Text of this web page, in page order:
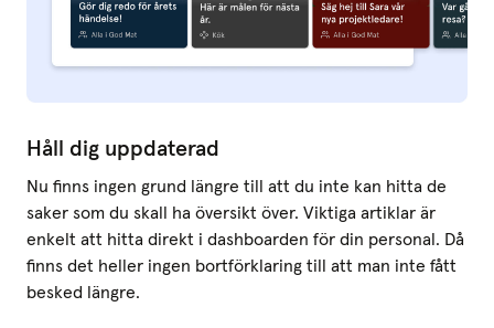
Håll dig uppdaterad
Nu finns ingen grund längre till att du inte kan hitta de
saker som du skall ha översikt över. Viktiga artiklar är
enkelt att hitta direkt i dashboarden för din personal. Då
finns det heller ingen bortförklaring till att man inte fått
besked längre.